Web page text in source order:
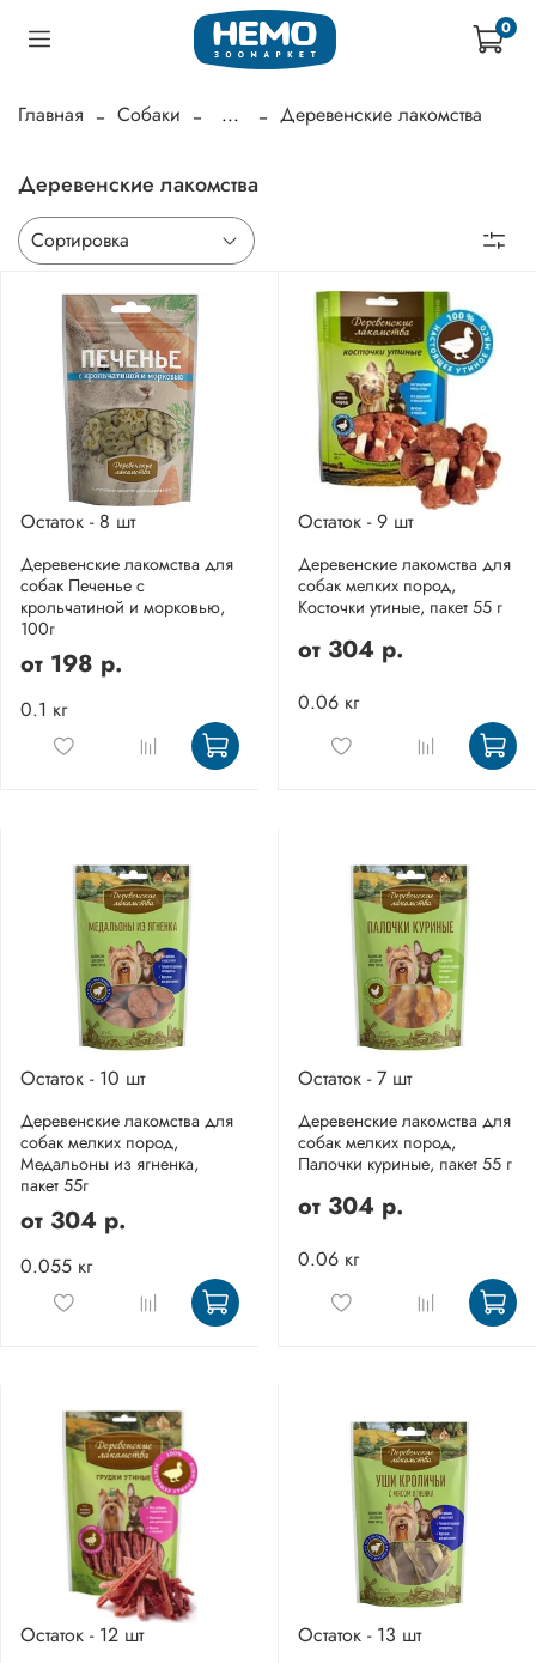
0
Главная Собаки ... Деревенские лакомства
Деревенские лакомства
Остаток - 8 шт
Деревенские лакомства для
собак Печенье с
крольчатиной и морковью,
100г
от 198 р.
0.1 кг
Остаток - 9 шт
Деревенские лакомства для
собак мелких пород,
Косточки утиные, пакет 55 г
от 304 р.
0.06 кг
Остаток - 10 шт
Деревенские лакомства для
собак мелких пород,
Медальоны из ягненка,
пакет 55г
от 304 р.
0.055 кг
Остаток - 7 шт
Деревенские лакомства для
собак мелких пород,
Палочки куриные, пакет 55 г
от 304 р.
0.06 кг
Остаток - 12 шт Остаток - 13 шт